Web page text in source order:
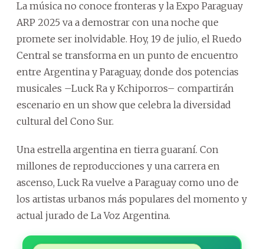
La música no conoce fronteras y la Expo Paraguay
ARP 2025 va a demostrar con una noche que
promete ser inolvidable. Hoy, 19 de julio, el Ruedo
Central se transforma en un punto de encuentro
entre Argentina y Paraguay, donde dos potencias
musicales –Luck Ra y Kchiporros– compartirán
escenario en un show que celebra la diversidad
cultural del Cono Sur.
Una estrella argentina en tierra guaraní. Con
millones de reproducciones y una carrera en
ascenso, Luck Ra vuelve a Paraguay como uno de
los artistas urbanos más populares del momento y
actual jurado de La Voz Argentina.